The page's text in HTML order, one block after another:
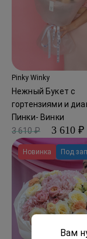
Pinky Winky
Нежный Букет с
гортензиями и
Пинки- Винки
3 610 ₽
3 610 ₽
Новинка Под
Вам